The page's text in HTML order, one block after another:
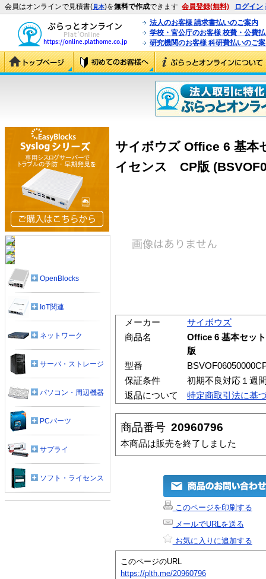
会員はオンラインで見積書(見本)を無料で作成できます 会員登録(無料) ログイン
法人のお客様 請求書払いのご案内
学校・官公庁のお客様 校費・公費
研究機関のお客様 科研費払いのご
サイボウズ Office 6 基本
イセンス CP版
メーカー
サイボウズ
商品名
Office 6 基本セッ
版
型番
保証条件
初期不良対応１週
返品について
特定商取引法に基
商品番号 20960796
本商品は販売を終了しました
このページを印刷する
メールでURLを送る
お気に入りに追加する
このページのURL
https://plth.me/20960796
OpenBlocks
IoT関連
ネットワーク
サーバ・ストレージ
パソコン・周辺機器
PCパーツ
サプライ
ソフト・ライセンス